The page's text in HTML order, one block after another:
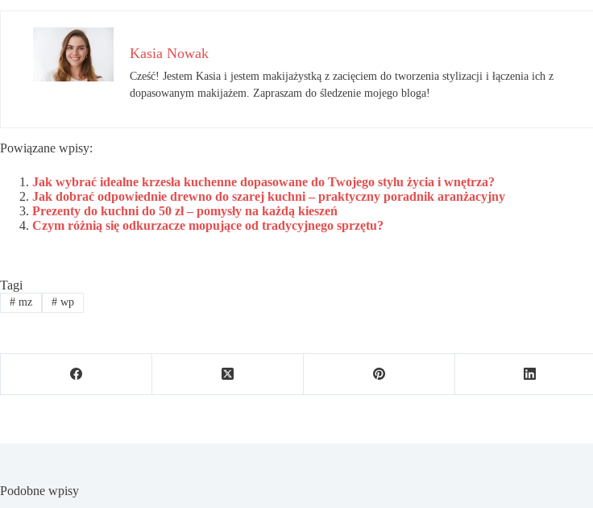
Kasia Nowak
Cześć! Jestem Kasia i jestem makijażystką z zacięciem do tworzenia stylizacji i łączenia ich z
dopasowanym makijażem. Zapraszam do śledzenie mojego bloga!
Powiązane wpisy:
Jak wybrać idealne krzesła kuchenne dopasowane do Twojego stylu życia i wnętrza?
Jak dobrać odpowiednie drewno do szarej kuchni – praktyczny poradnik aranżacyjny
Prezenty do kuchni do 50 zł – pomysły na każdą kieszeń
Czym różnią się odkurzacze mopujące od tradycyjnego sprzętu?
Tagi
#mz #wp
Podobne wpisy